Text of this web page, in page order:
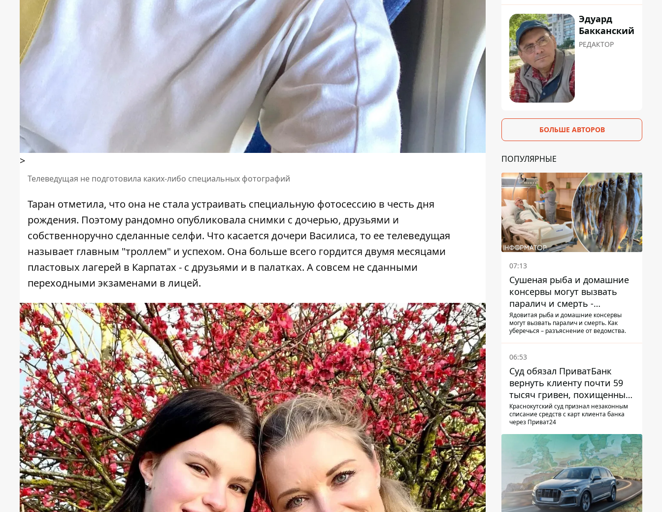
>
Телеведущая не подготовила каких-либо специальных фотографий
Таран отметила, что она не стала устраивать специальную фотосессию в честь дня
рождения. Поэтому рандомно опубликовала снимки с дочерью, друзьями и
собственноручно сделанные селфи. Что касается дочери Василиса, то ее телеведущая
называет главным "троллем" и успехом. Она больше всего гордится двумя месяцами
пластовых лагерей в Карпатах - с друзьями и в палатках. А совсем не сданными
переходными экзаменами в лицей.
Эдуард
Бакканский
РЕДАКТОР
БОЛЬШЕ АВТОРОВ
ПОПУЛЯРНЫЕ
07:13
Сушеная рыба и домашние
консервы могут вызвать
паралич и смерть -
Госрыбагентство
предупреждает о ботулизме
Ядовитая рыба и домашние консервы
могут вызвать паралич и смерть. Как
уберечься – разъяснение от ведомства.
06:53
Суд обязал ПриватБанк
вернуть клиенту почти 59
тысяч гривен, похищенных
мошенниками
Краснокутский суд признал незаконным
списание средств с карт клиента банка
через Приват24